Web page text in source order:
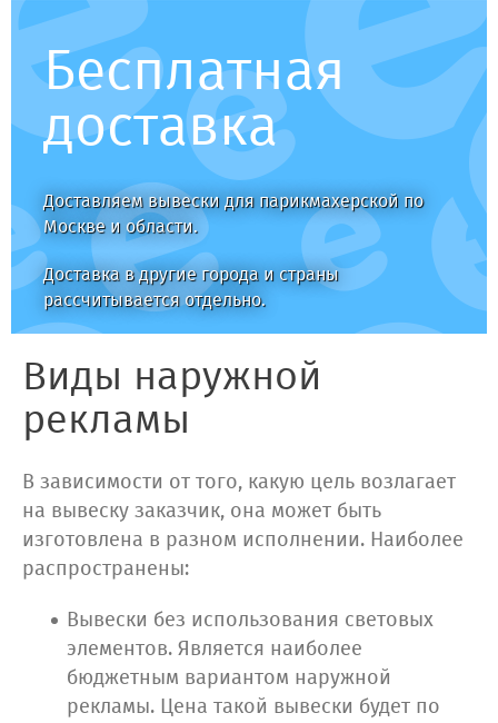
Бесплатная
доставка
Доставляем вывески для парикмахерской по
Москве и области.
Доставка в другие города и страны
рассчитывается отдельно.
Виды наружной
рекламы
В зависимости от того, какую цель возлагает
на вывеску заказчик, она может быть
изготовлена в разном исполнении. Наиболее
распространены:
Вывески без использования световых
элементов. Является наиболее
бюджетным вариантом наружной
рекламы. Цена такой вывески будет по